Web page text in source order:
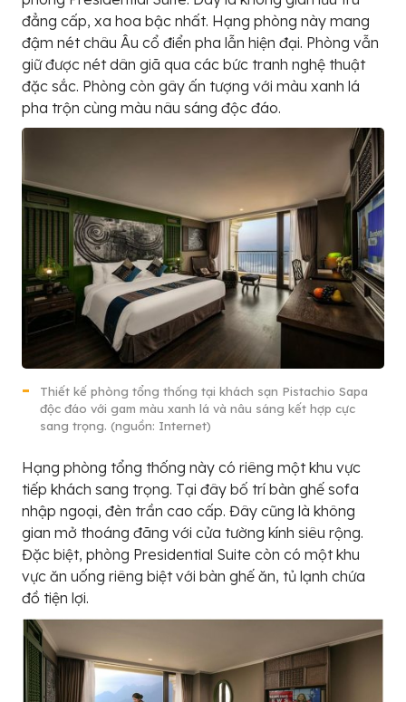
đẳng cấp, xa hoa bậc nhất. Hạng phòng này mang
đậm nét châu Âu cổ điển pha lẫn hiện đại. Phòng vẫn
giữ được nét dân giã qua các bức tranh nghệ thuật
đặc sắc. Phòng còn gây ấn tượng với màu xanh lá
pha trộn cùng màu nâu sáng độc đáo.
Thiết kế phòng tổng thống tại khách sạn Pistachio Sapa
độc đáo với gam màu xanh lá và nâu sáng kết hợp cực
sang trọng. (nguồn: Internet)
Hạng phòng tổng thống này có riêng một khu vực
tiếp khách sang trọng. Tại đây bố trí bàn ghế sofa
nhập ngoại, đèn trần cao cấp. Đây cũng là không
gian mở thoáng đãng với cửa tường kính siêu rộng.
Đặc biệt, phòng Presidential Suite còn có một khu
vực ăn uống riêng biệt với bàn ghế ăn, tủ lạnh chứa
đồ tiện lợi.